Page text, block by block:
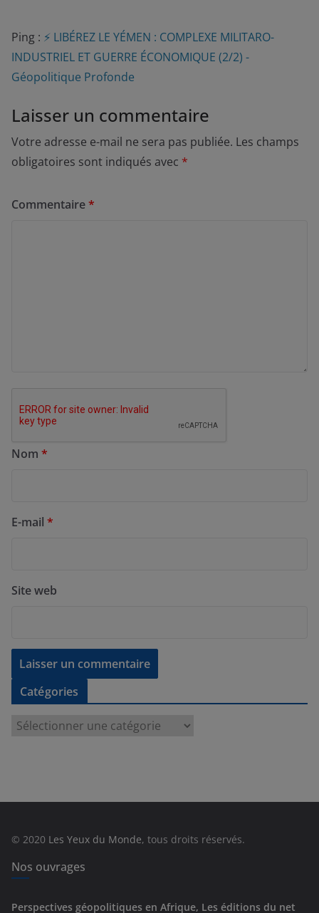
Ping : ⚡️ LIBÉREZ LE YÉMEN : COMPLEXE MILITARO-
INDUSTRIEL ET GUERRE ÉCONOMIQUE (2/2) -
Géopolitique Profonde
Laisser un commentaire
Votre adresse e-mail ne sera pas publiée. Les champs
obligatoires sont indiqués avec *
Commentaire*
Nom *
E-mail *
Site web
Catégories
e
s
© 2020 Les Yeux du Monde, tous droits réservés.
Nos ouvrages
Perspectives géopolitiques en Afrique, Les éditions du net